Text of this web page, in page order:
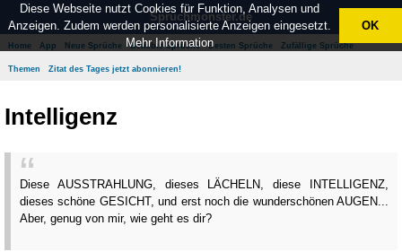
Spruchmonster.de
Home App Neue Sprüche Beliebte Sprüche Besten Sprüche Zufällige Sprüche
Themen Zitat des Tages jetzt abonnieren!
Intelligenz
Diese AUSSTRAHLUNG, dieses LÄCHELN, diese INTELLIGENZ,
dieses schöne GESICHT, und erst noch die wunderschönen AUGEN...
Aber, genug von mir, wie geht es dir?
Diese Webseite nutzt Cookies für Funktion, Analysen und
Anzeigen. Zudem werden personalisierte Anzeigen eingesetzt.
Mehr Information
OK